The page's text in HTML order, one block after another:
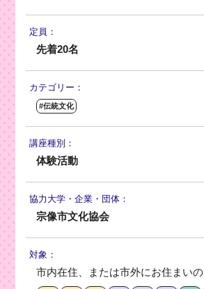
定員：
先着20名
カテゴリー：
#伝統文化
講座種別：
体験活動
協力大学・企業・団体：
宗像市文化協会
対象：
市内在住、または市外にお住まいの